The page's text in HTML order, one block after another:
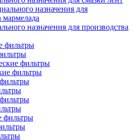
назначения для производства
фильтры